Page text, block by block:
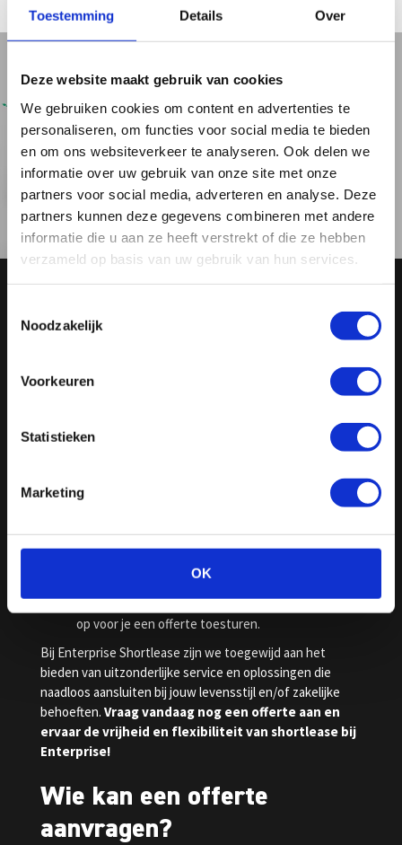
Toestemming Details Over
Deze website maakt gebruik van cookies
We gebruiken cookies om content en advertenties te
personaliseren, om functies voor social media te bieden
en om ons websiteverkeer te analyseren. Ook delen we
informatie over uw gebruik van onze site met onze
partners voor social media, adverteren en analyse. Deze
partners kunnen deze gegevens combineren met andere
informatie die u aan ze heeft verstrekt of die ze hebben
verzameld op basis van uw gebruik van hun services.
Noodzakelijk
Voorkeuren
Statistieken
Marketing
OK
Hoe vraag je een offerte
Vul het formulier in:
neem contact op via het
Amsterdam
mobiliteitsbehoeften, de gewenste leaseperiode
en jouw voorkeursvoertuig.
een offerte opstellen die is afgestemd op jouw
specifieke vereisten. Je ontvangt binnen enkele
werkdagen bericht van ons. Als we vragen hebben
over jouw wensen nemen we eerst contact met je
op voor je een offerte toesturen.
Bij Enterprise Shortlease zijn we toegewijd aan het
bieden van uitzonderlijke service en oplossingen die
naadloos aansluiten bij jouw levensstijl en/of zakelijke
behoeften. Vraag vandaag nog een offerte aan en
ervaar de vrijheid en flexibiliteit van shortlease bij
Enterprise!
Wie kan een offerte
aanvragen?